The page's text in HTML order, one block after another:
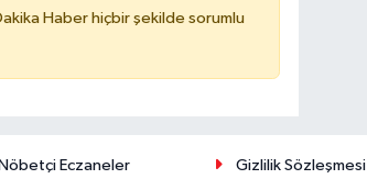
Haber hiçbir şekilde sorumlu
Eczaneler
Gizlilik Sözleşmesi